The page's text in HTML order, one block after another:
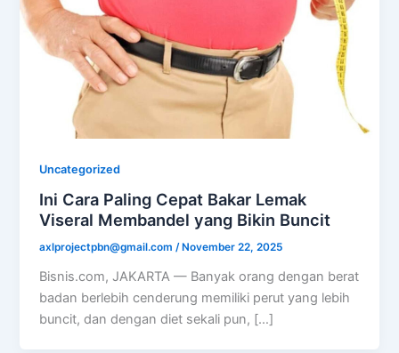
Uncategorized
Ini Cara Paling Cepat Bakar Lemak
Viseral Membandel yang Bikin Buncit
axlprojectpbn@gmail.com/ November 22, 2025
Bisnis.com, JAKARTA — Banyak orang dengan berat
badan berlebih cenderung memiliki perut yang lebih
buncit, dan dengan diet sekali pun, […]